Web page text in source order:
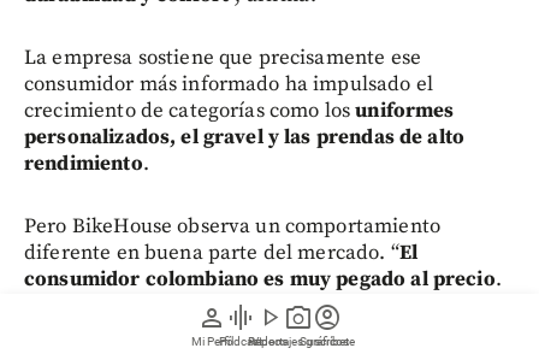
person
Mi Perfil
graphic_eq
Pódcast
play_arrow
Videos
photo_camera
Reportajes gráficos
account_circle
Suscríbete
La empresa sostiene que precisamente ese
consumidor más informado ha impulsado el
crecimiento de categorías como losuniformes
personalizados, el gravel y las prendas de alto
rendimiento.
Pero BikeHouse observa un comportamiento
diferente en buena parte del mercado. “El
consumidor colombiano es muy pegado al precio.
Los productos de alta gama siguen siendo
aspiracionales porque los niveles de ingreso no